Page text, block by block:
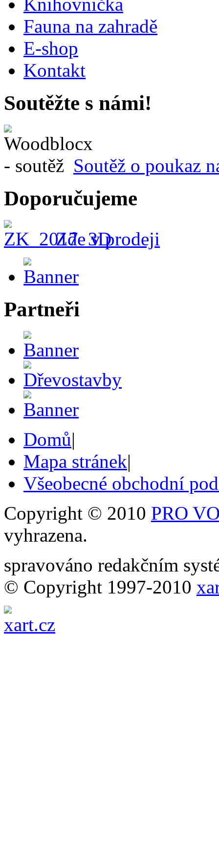
Knihovnička
Fauna na zahradě
E-shop
Kontakt
Soutěžte s námi!
Soutěž o poukaz
Doporučujeme
Zde v prodeji
Partneři
Domů|
Mapa stránek|
Všeobecné obchodní
Copyright © 2010 PRO
vyhrazena.
spravováno redakčním
© Copyright 1997-2010